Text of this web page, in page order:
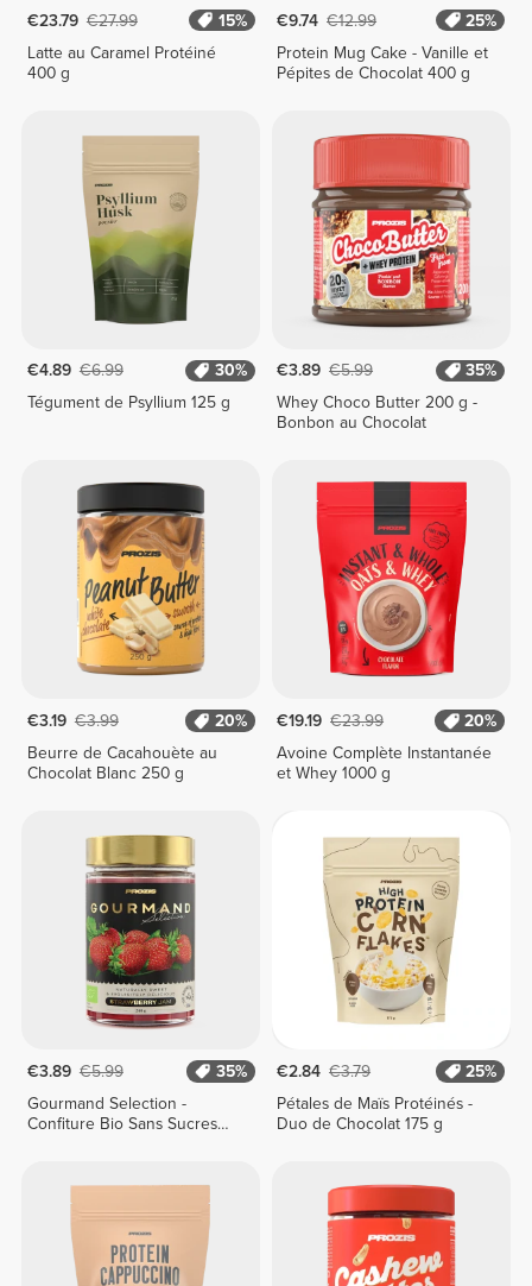
€23.79 €27.99
15%
Latte au Caramel Protéiné
400 g
€9.74 €12.99
25%
Protein Mug Cake - Vanille et
Pépites de Chocolat 400 g
€4.89 €6.99
30%
Tégument de Psyllium 125 g
€3.89 €5.99
35%
Whey Choco Butter 200 g -
Bonbon au Chocolat
€3.19 €3.99
20%
Beurre de Cacahouète au
Chocolat Blanc 250 g
€19.19 €23.99
20%
Avoine Complète Instantanée
et Whey 1000 g
€3.89 €5.99
35%
Gourmand Selection -
Confiture Bio Sans Sucres
€2.84 €3.79
25%
Pétales de Maïs Protéinés -
Duo de Chocolat 175 g